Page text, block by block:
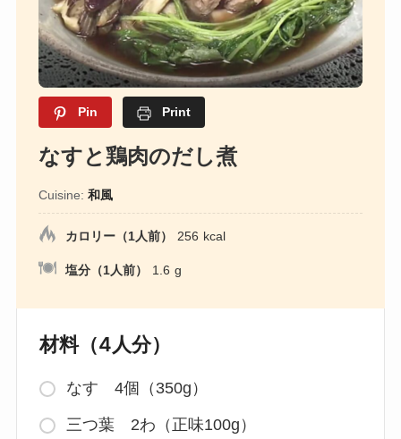
Pin Print
なすと鶏肉のだし煮
Cuisine: 和風
カロリー（1人前） 256 kcal
塩分（1人前） 1.6 g
材料（4人分）
なす 4個（350g）
三つ葉 2わ（正味100g）